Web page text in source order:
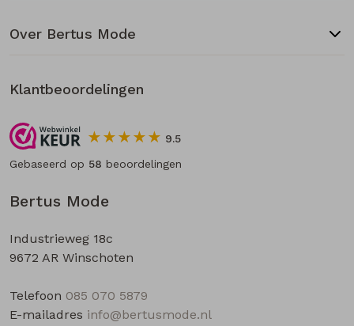
Bertus Mode
Industrieweg 18c
9672 AR Winschoten
Telefoon 085 070 5879
E-mailadres info@bertusmode.nl
Over Bertus Mode
Klantbeoordelingen
9.5
Gebaseerd op 58 beoordelingen